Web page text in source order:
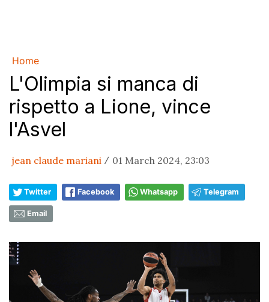
Home
L'Olimpia si manca di
rispetto a Lione, vince
l'Asvel
jean claude mariani / 01 March 2024, 23:03
Twitter Facebook Whatsapp Telegram
Email